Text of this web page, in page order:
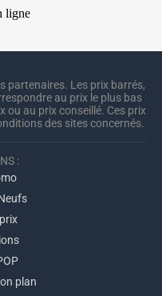
partenaires. Les prix barrés,
au prix le plus bas
ou au prix conseillé. Ces prix
des sites concernés.
:
plan